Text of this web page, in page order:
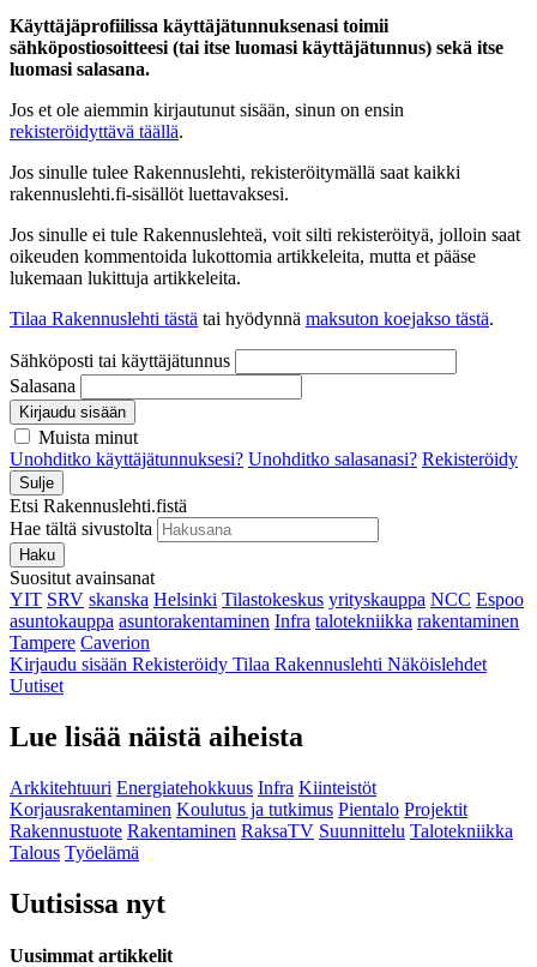
Käyttäjäprofiilissa käyttäjätunnuksenasi toimii
sähköpostiosoitteesi (tai itse luomasi käyttäjätunnus) sekä itse
luomasi salasana.
Jos et ole aiemmin kirjautunut sisään, sinun on ensin
rekisteröidyttävä täällä.
Jos sinulle tulee Rakennuslehti, rekisteröitymällä saat kaikki
rakennuslehti.fi-sisällöt luettavaksesi.
Jos sinulle ei tule Rakennuslehteä, voit silti rekisteröityä, jolloin saat
oikeuden kommentoida lukottomia artikkeleita, mutta et pääse
lukemaan lukittuja artikkeleita.
Tilaa Rakennuslehti tästä tai hyödynnä maksuton koejakso tästä.
Sähköposti tai käyttäjätunnus
Salasana
Kirjaudu sisään
Muista minut
Unohditko käyttäjätunnuksesi? Unohditko salasanasi? Rekisteröidy
Sulje
Etsi Rakennuslehti.fistä
Hae tältä sivustolta
Haku
Suositut avainsanat
YIT SRV skanska Helsinki Tilastokeskus yrityskauppa NCC Espoo
asuntokauppa asuntorakentaminen Infra talotekniikka rakentaminen
Tampere Caverion
Kirjaudu sisään Rekisteröidy Tilaa Rakennuslehti Näköislehdet
Uutiset
Lue lisää näistä aiheista
Arkkitehtuuri Energiatehokkuus Infra Kiinteistöt
Korjausrakentaminen Koulutus ja tutkimus Pientalo Projektit
Rakennustuote Rakentaminen RaksaTV Suunnittelu Talotekniikka
Talous Työelämä
Uutisissa nyt
Uusimmat artikkelit